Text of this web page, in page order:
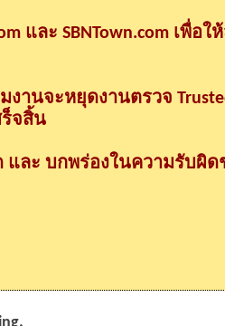
และ SBNTown.com เพื่อ
านจะหยุดงานตรวจ
ร็จสิ้น
ละ บกพร่องในความรับผิ